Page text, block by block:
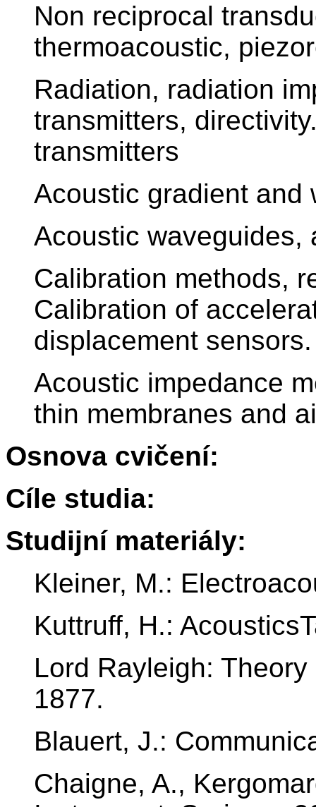
Non reciprocal
thermoacoustic,
Radiation, radiation
transmitters,
transmitters
Acoustic gradient and
Acoustic waveguides,
Calibration methods,
Calibration of
displacement sensors.
Acoustic impedance
thin membranes and
Osnova cvičení:
Cíle studia:
Studijní materiály:
Kleiner, M.:
Kuttruff, H.:
Lord Rayleigh:
1877.
Blauert, J.:
Chaigne, A.,